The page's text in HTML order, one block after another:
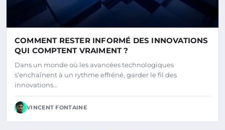
COMMENT RESTER INFORMÉ DES INNOVATIONS
QUI COMPTENT VRAIMENT ?
Dans un monde où les avancées technologiques
s’enchaînent à un rythme effréné, garder le fil des
innovations…
VINCENT FONTAINE